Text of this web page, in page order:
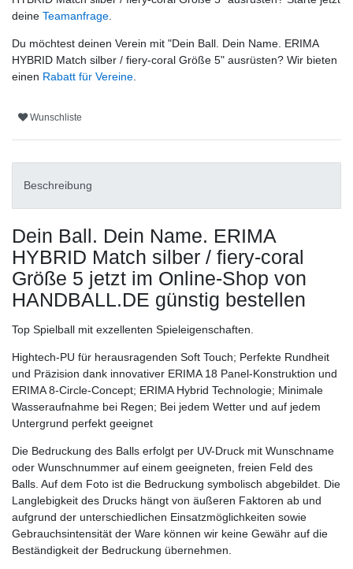
deine Teamanfrage
Du möchtest deinen Verein mit "Dein Ball. Dein Name. ERIMA
HYBRID Match silber / fiery-coral Größe 5" ausrüsten? Wir bieten
einen Rabatt für Vereine
Wunschliste
Beschreibung
Dein Ball. Dein Name. ERIMA
HYBRID Match silber / fiery-coral
Größe 5 jetzt im Online-Shop von
HANDBALL.DE günstig bestellen
Top Spielball mit exzellenten Spieleigenschaften.
Hightech-PU für herausragenden Soft Touch; Perfekte Rundheit
und Präzision dank innovativer ERIMA 18 Panel-Konstruktion und
ERIMA 8-Circle-Concept; ERIMA Hybrid Technologie; Minimale
Wasseraufnahme bei Regen; Bei jedem Wetter und auf jedem
Untergrund perfekt geeignet
Die Bedruckung des Balls erfolgt per UV-Druck mit Wunschname
oder Wunschnummer auf einem geeigneten, freien Feld des
Balls. Auf dem Foto ist die Bedruckung symbolisch abgebildet. Die
Langlebigkeit des Drucks hängt von äußeren Faktoren ab und
aufgrund der unterschiedlichen Einsatzmöglichkeiten sowie
Gebrauchsintensität der Ware können wir keine Gewähr auf die
Beständigkeit der Bedruckung übernehmen.